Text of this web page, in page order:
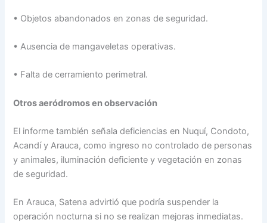
• Objetos abandonados en zonas de seguridad.
• Ausencia de mangaveletas operativas.
• Falta de cerramiento perimetral.
Otros aeródromos en observación
El informe también señala deficiencias en Nuquí, Condoto,
Acandí y Arauca, como ingreso no controlado de personas
y animales, iluminación deficiente y vegetación en zonas
de seguridad.
En Arauca, Satena advirtió que podría suspender la
operación nocturna si no se realizan mejoras inmediatas.